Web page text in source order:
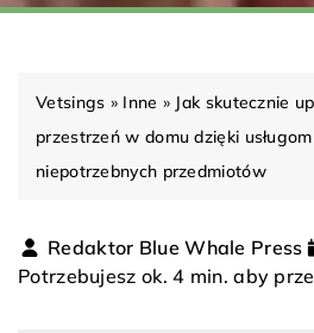
Vetsings » Inne » Jak skutecznie
przestrzeń w domu dzięki
niepotrzebnych przedmiotów
Redaktor Blue Whale Press
Potrzebujesz ok. 4 min. aby